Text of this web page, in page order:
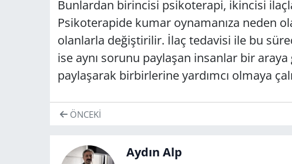
Bunlardan birincisi psikoterapi, ikincisi
Psikoterapide kumar oynamanıza neden
olanlarla değiştirilir. İlaç tedavisi ile bu
ise aynı sorunu paylaşan insanlar bir araya
paylaşarak birbirlerine yardımcı olmaya
ÖNCEKI
Aydın Alp